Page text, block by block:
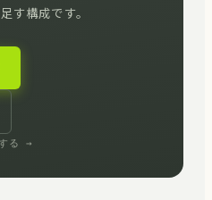
す構成です。
る →